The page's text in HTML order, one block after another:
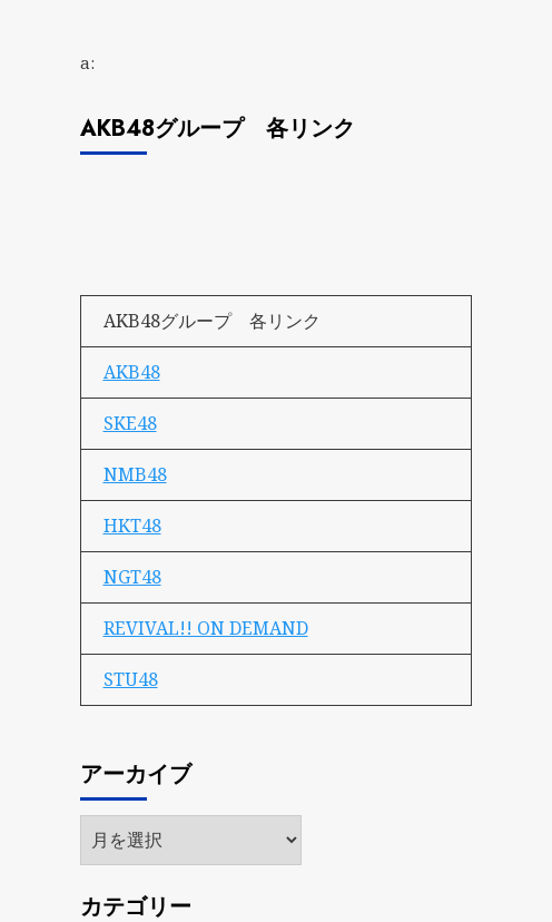
a:
AKB48グループ 各リンク
AKB48グループ 各リンク
AKB48
SKE48
NMB48
HKT48
NGT48
REVIVAL!! ON DEMAND
STU48
アーカイブ
ア
ー
イ
カテゴリー